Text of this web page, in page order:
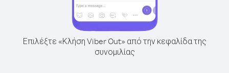
Επιλέξτε «Κλήση Viber Out» από την κεφαλίδα της
συνομιλίας